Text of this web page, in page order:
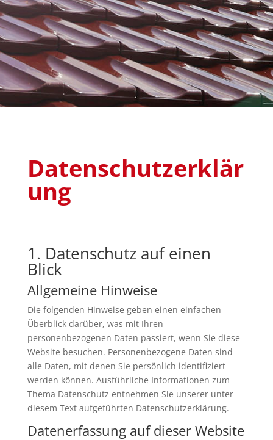
Datenschutzerklär
ung
1. Datenschutz auf einen
Blick
Allgemeine Hinweise
Die folgenden Hinweise geben einen einfachen
Überblick darüber, was mit Ihren
personenbezogenen Daten passiert, wenn Sie diese
Website besuchen. Personenbezogene Daten sind
alle Daten, mit denen Sie persönlich identifiziert
werden können. Ausführliche Informationen zum
Thema Datenschutz entnehmen Sie unserer unter
diesem Text aufgeführten Datenschutzerklärung.
Datenerfassung auf dieser Website